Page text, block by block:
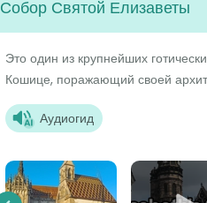
Собор Святой Елизаветы
Это один из крупнейших
Кошице, поражающий своей
Аудиогид